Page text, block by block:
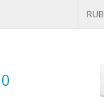
RUB